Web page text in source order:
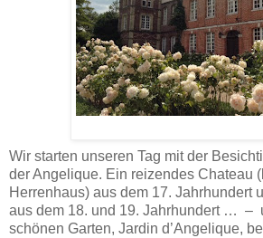
Wir starten unseren Tag mit der
der Angelique. Ein reizendes Chateau
Herrenhaus) aus dem 17. Jahrhundert
aus dem 18. und 19. Jahrhundert … –
schönen Garten, Jardin d’Angelique,